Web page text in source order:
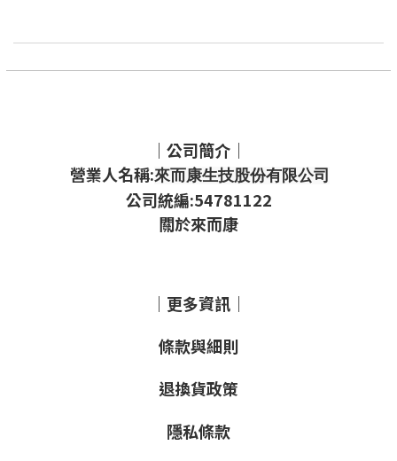
｜公司簡介｜
營業人名稱:來而康生技股份有限公司
公司統編:54781122
關於來而康
｜更多資訊｜
條款與細則
退換貨政策
隱私條款